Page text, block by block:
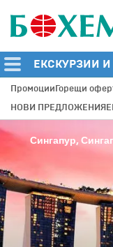
ЕКСКУРЗИИ
ПромоцииГорещи
НОВИ ПРЕДЛОЖЕНИЯ
Сингапур,